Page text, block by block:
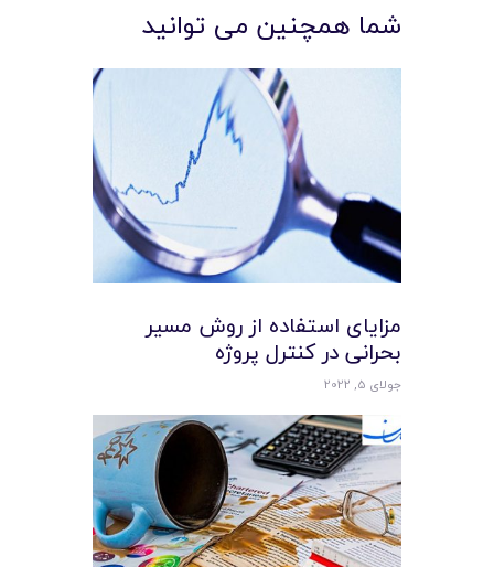
شما همچنین می توانید
مزایای استفاده از روش مسیر
بحرانی در کنترل پروژه
جولای 5, 2022